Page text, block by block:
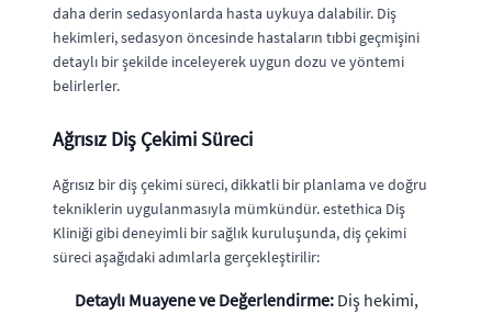
daha derin sedasyonlarda hasta uykuya dalabilir. Diş
hekimleri, sedasyon öncesinde hastaların tıbbi geçmişini
detaylı bir şekilde inceleyerek uygun dozu ve yöntemi
belirlerler.
Ağrısız Diş Çekimi Süreci
Ağrısız bir diş çekimi süreci, dikkatli bir planlama ve doğru
tekniklerin uygulanmasıyla mümkündür. estethica Diş
Kliniği gibi deneyimli bir sağlık kuruluşunda, diş çekimi
süreci aşağıdaki adımlarla gerçekleştirilir:
Detaylı Muayene ve Değerlendirme: Diş hekimi,